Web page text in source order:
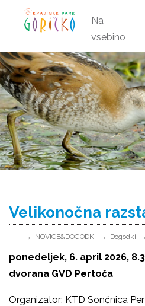
Na
vsebino
Velikonočna
NOVICE&DOGODKI Dogodki
ponedeljek, 6. april 2026,
dvorana GVD Pertoča
Organizator: KTD Sončnica